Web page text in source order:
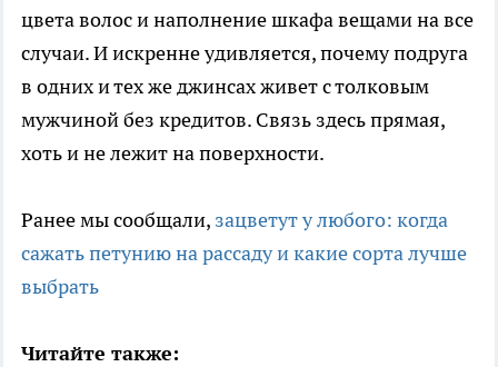
цвета волос и наполнение шкафа вещами на все
случаи. И искренне удивляется, почему подруга
в одних и тех же джинсах живет с толковым
мужчиной без кредитов. Связь здесь прямая,
хоть и не лежит на поверхности.
Ранее мы сообщали, зацветут у любого: когда
сажать петунию на рассаду и какие сорта лучше
выбрать
Читайте также: